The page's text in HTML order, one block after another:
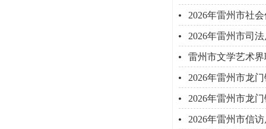
2026年雷州市社
2026年雷州市司
雷州市文学艺术
2026年雷州市龙
2026年雷州市龙
2026年雷州市信